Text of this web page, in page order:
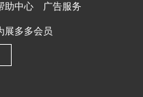
助中心 广告服务
展多多会员